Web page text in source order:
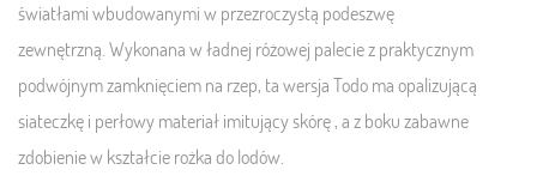
światłami wbudowanymi w przezroczystą podeszwę
zewnętrzną. Wykonana w ładnej różowej palecie z praktycznym
podwójnym zamknięciem na rzep, ta wersja Todo ma opalizującą
siateczkę i perłowy materiał imitujący skórę, a z boku zabawne
zdobienie w kształcie rożka do lodów.